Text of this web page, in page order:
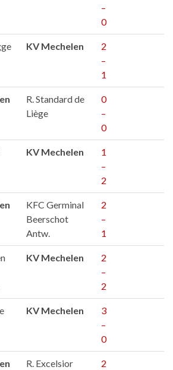
–
0
KV Mechelen
2
–
1
R. Standard de
Liège
0
–
0
KV Mechelen
1
–
2
KFC Germinal
Beerschot
Antw.
2
–
1
KV Mechelen
2
–
2
KV Mechelen
3
–
0
R. Excelsior
2